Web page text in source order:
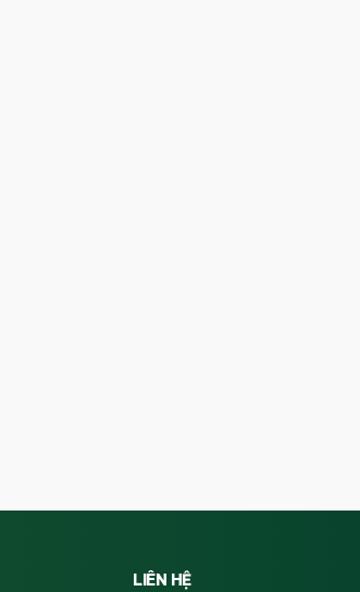
LIÊN HỆ